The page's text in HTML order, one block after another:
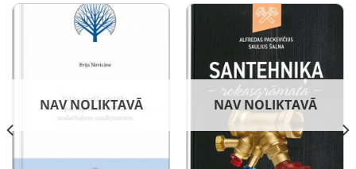
NAV NOLIKTAVĀ NAV NOLIKTAVĀ